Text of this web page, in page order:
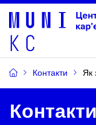
Контакти Як
Контакти